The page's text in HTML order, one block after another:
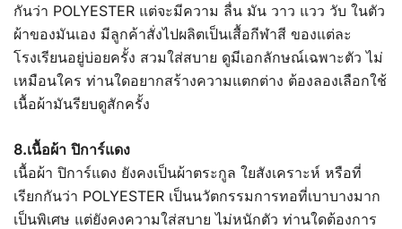
กันว่า POLYESTER แต่จะมีความ ลื่น มัน วาว แวว วับ ในตัว
ผ้าของมันเอง มีลูกค้าสั่งไปผลิตเป็นเสื้อกีฬาสี ของแต่ละ
โรงเรียนอยู่บ่อยครั้ง สวมใส่สบาย ดูมีเอกลักษณ์เฉพาะตัว ไม่
เหมือนใคร ท่านใดอยากสร้างความแตกต่าง ต้องลองเลือกใช้
เนื้อผ้ามันรียบดูสักครั้ง
8.เนื้อผ้า ปิการ์แดง
เนื้อผ้า ปิการ์แดง ยังคงเป็นผ้าตระกูล ใยสังเคราะห์ หรือที่
เรียกกันว่า POLYESTER เป็นนวัตกรรมการทอที่เบาบางมาก
เป็นพิเศษ แต่ยังคงความใส่สบาย ไม่หนักตัว ท่านใดต้องการ